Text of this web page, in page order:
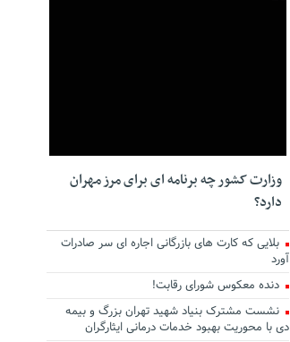
وزارت کشور چه برنامه ای برای مرز مهران
دارد؟
بلایی که کارت های بازرگانی اجاره ای سر صادرات
آورد
دنده معکوس شورای رقابت!
نشست مشترک بنیاد شهید تهران بزرگ و بیمه
دی با محوریت بهبود خدمات درمانی ایثارگران